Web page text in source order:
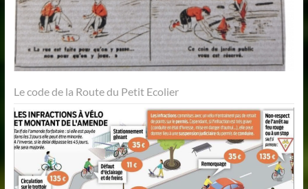
Le code de la Route du Petit Ecolier